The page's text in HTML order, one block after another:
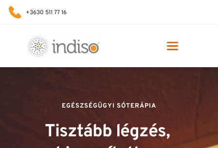
+3630 511 77 16
EGÉSZSÉGÜGYI SÓTERÁPIA
Tisztább légzés,